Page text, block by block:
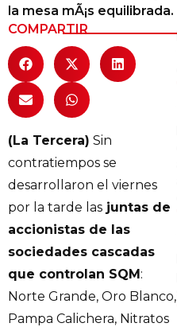
Canal Digital
Columnas de Opinión
Designaciones
Calendario de Eventos
Revistas Digital
la mesa mÃ¡s equilibrada.
COMPARTIR
(La Tercera) Sin
contratiempos se
desarrollaron el viernes
por la tarde las juntas de
accionistas de las
sociedades cascadas
que controlan SQM:
Norte Grande, Oro Blanco,
Pampa Calichera, Nitratos